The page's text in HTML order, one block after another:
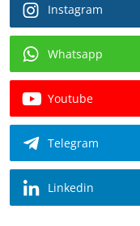
Instagram
Whatsapp
Youtube
Telegram
Linkedin